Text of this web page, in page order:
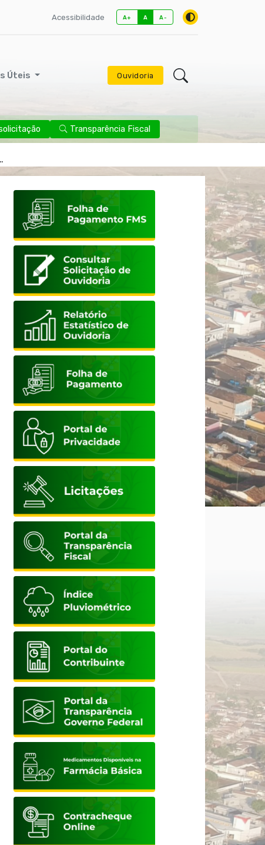
Acessibilidade A+ A A-
Úteis Ouvidoria
Transparência Fiscal